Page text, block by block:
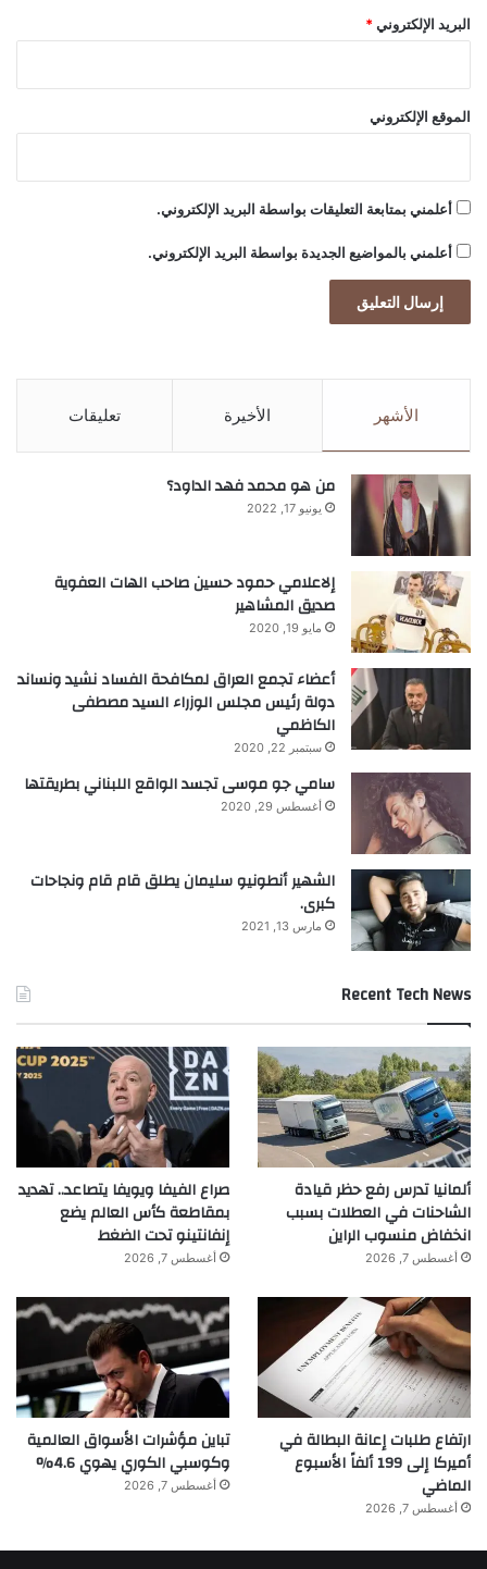
البريد الإلكتروني*
الموقع الإلكتروني
أعلمني بمتابعة التعليقات بواسطة البريد الإلكتروني.
أعلمني بالمواضيع الجديدة بواسطة البريد الإلكتروني.
الأشهر الأخيرة تعليقات
من هو محمد فهد الداود؟
يونيو 17, 2022
إلاعلامي حمود حسين صاحب الهات العفوية
صديق المشاهير
مايو 19, 2020
أعضاء تجمع العراق لمكافحة الفساد نشيد ونساند
دولة رئيس مجلس الوزراء السيد مصطفى
الكاظمي
سبتمبر 22, 2020
سامي جو موسى تجسد الواقع اللبناني بطريقتها
أغسطس 29, 2020
الشهير أنطونيو سليمان يطلق قام قام ونجاحات
كبرى.
مارس 13, 2021
Recent Tech News
ألمانيا تدرس رفع حظر قيادة
الشاحنات في العطلات بسبب
انخفاض منسوب الراين
أغسطس 7, 2026
صراع الفيفا ويويفا يتصاعد.. تهديد
بمقاطعة كأس العالم يضع
إنفانتينو تحت الضغط
أغسطس 7, 2026
ارتفاع طلبات إعانة البطالة في
أميركا إلى 199 ألفاً الأسبوع
الماضي
أغسطس 7, 2026
تباين مؤشرات الأسواق العالمية
وكوسبي الكوري يهوي 4.6%
أغسطس 7, 2026